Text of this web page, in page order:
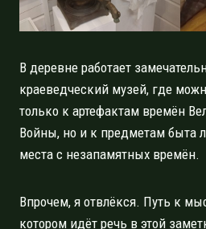
В деревне работает
краеведческий музей, где
только к артефактам времён
Войны, но и к предметам быта
места с незапамятных времён.
Впрочем, я отвлёкся. Путь к
котором идёт речь в этой